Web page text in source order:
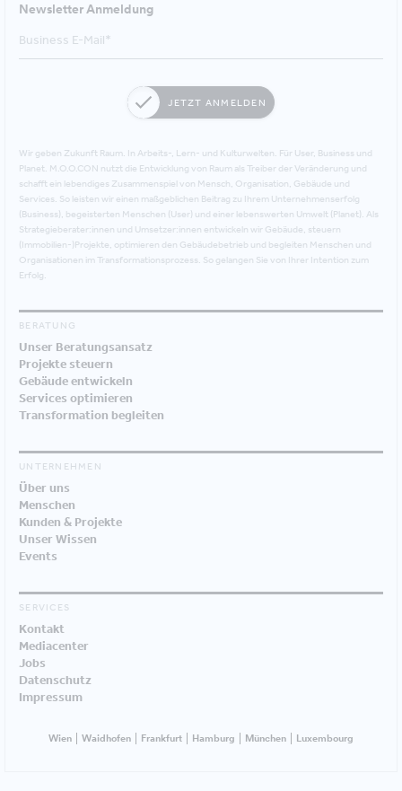
Newsletter Anmeldung
JETZT ANMELDEN
Wir geben Zukunft Raum. In Arbeits-, Lern- und Kulturwelten. Für User, Business und
Planet. M.O.O.CON nutzt die Entwicklung von Raum als Treiber der Veränderung und
schafft ein lebendiges Zusammenspiel von Mensch, Organisation, Gebäude und
Services. So leisten wir einen maßgeblichen Beitrag zu Ihrem Unternehmenserfolg
(Business), begeisterten Menschen (User) und einer lebenswerten Umwelt (Planet). Als
Strategieberater:innen und Umsetzer:innen entwickeln wir Gebäude, steuern
(Immobilien-)Projekte, optimieren den Gebäudebetrieb und begleiten Menschen und
Organisationen im Transformationsprozess. So gelangen Sie von Ihrer Intention zum
Erfolg.
BERATUNG
Unser Beratungsansatz
Projekte steuern
Gebäude entwickeln
Services optimieren
Transformation begleiten
UNTERNEHMEN
Über uns
Menschen
Kunden & Projekte
Unser Wissen
Events
SERVICES
Kontakt
Mediacenter
Jobs
Datenschutz
Impressum
Wien Waidhofen Frankfurt Hamburg München Luxembourg